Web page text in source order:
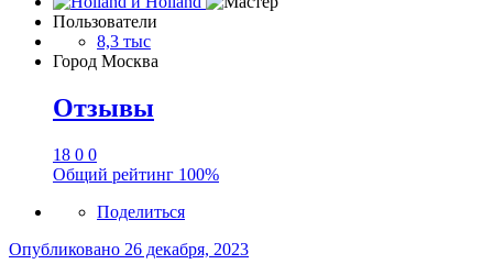
Пользователи
8,3 тыс
Город Москва
Отзывы
18 0 0
Общий рейтинг 100%
Поделиться
Опубликовано 26 декабря, 2023